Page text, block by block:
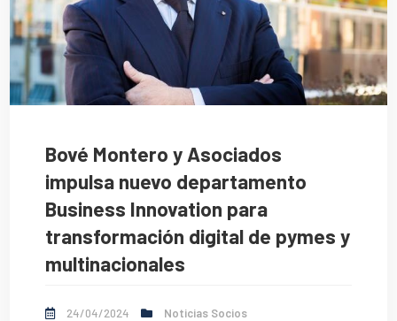
Bové Montero y Asociados
impulsa nuevo departamento
Business Innovation para
transformación digital de pymes y
multinacionales
24/04/2024 Noticias Socios